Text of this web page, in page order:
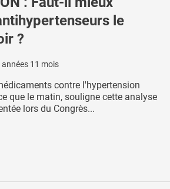
le
?
années 11 mois
contre l'hypertension
que le matin, souligne cette analyse
lors du Congrès...